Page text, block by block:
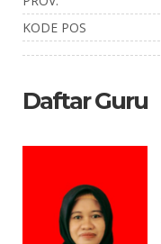
KODE POS
Daftar Guru